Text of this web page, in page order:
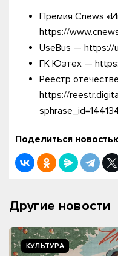
Премия Cnews
https://
UseBus — https://
ГК Юзтех —
Реестр
https://
Поделиться
Другие новости
КУЛЬТУРА